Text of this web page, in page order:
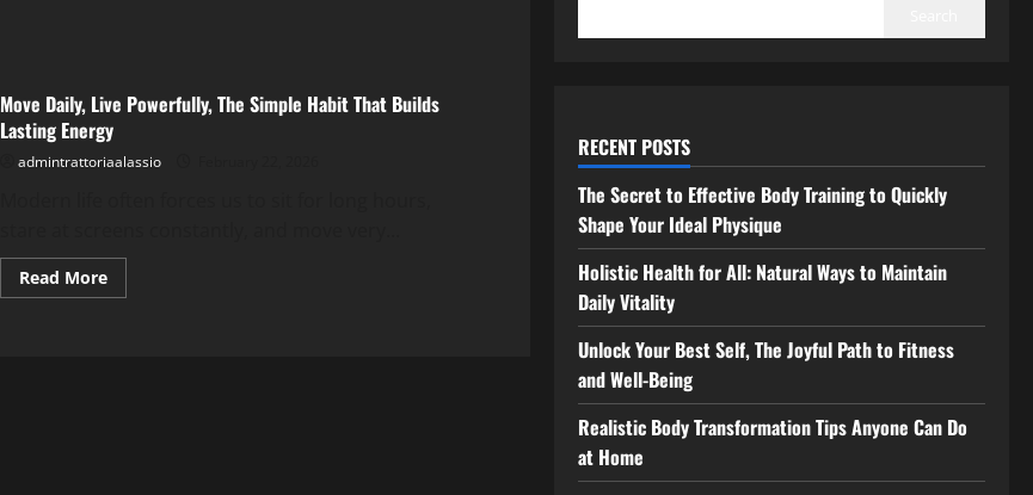
Move Daily, Live Powerfully, The Simple Habit That Builds
Lasting Energy
admintrattoriaalassio
Read MoreRead
more
RECENT POSTS
The Secret to Effective Body Training to Quickly
Shape Your Ideal Physique
Holistic Health for All: Natural Ways to Maintain
Daily Vitality
Unlock Your Best Self, The Joyful Path to Fitness
and Well-Being
Realistic Body Transformation Tips Anyone Can Do
at Home